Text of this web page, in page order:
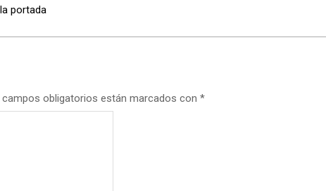
portada
campos obligatorios están marcados con *